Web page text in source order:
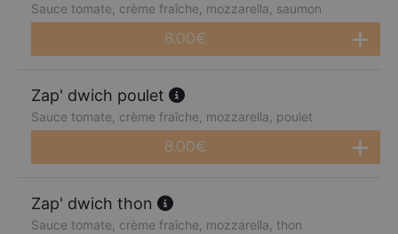
Sauce tomate, crème fraîche, mozzarella, saumon
8.00€
Zap' dwich poulet
Sauce tomate, crème fraîche, mozzarella, poulet
8.00€
Zap' dwich thon
Sauce tomate, crème fraîche, mozzarella, thon